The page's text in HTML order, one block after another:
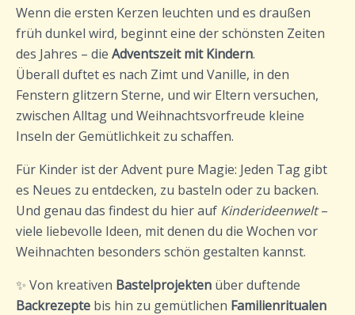
Wenn die ersten Kerzen leuchten und es draußen
früh dunkel wird, beginnt eine der schönsten Zeiten
des Jahres – die Adventszeit mit Kindern.
Überall duftet es nach Zimt und Vanille, in den
Fenstern glitzern Sterne, und wir Eltern versuchen,
zwischen Alltag und Weihnachtsvorfreude kleine
Inseln der Gemütlichkeit zu schaffen.
Für Kinder ist der Advent pure Magie: Jeden Tag gibt
es Neues zu entdecken, zu basteln oder zu backen.
Und genau das findest du hier auf Kinderideenwelt–
viele liebevolle Ideen, mit denen du die Wochen vor
Weihnachten besonders schön gestalten kannst.
✨ Von kreativen Bastelprojekten über duftende
Backrezepte bis hin zu gemütlichen Familienritualen